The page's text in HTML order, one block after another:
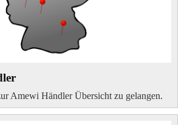
Amewi Händler Übersicht zu gelangen.